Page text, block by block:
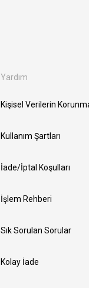
Yardım
Kişisel Verilerin
Kullanım Şartları
İade/İptal Koşulları
İşlem Rehberi
Sık Sorulan Sorular
Kolay İade